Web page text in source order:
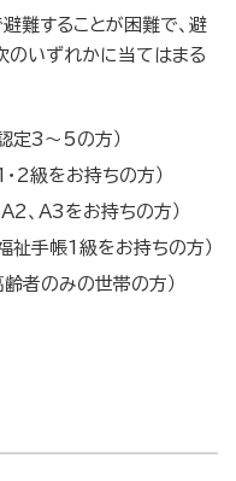
難することが困難で、避
のいずれかに当てはまる
定3～5の方）
2級をお持ちの方）
、A3をお持ちの方）
祉手帳1級をお持ちの方）
者のみの世帯の方）